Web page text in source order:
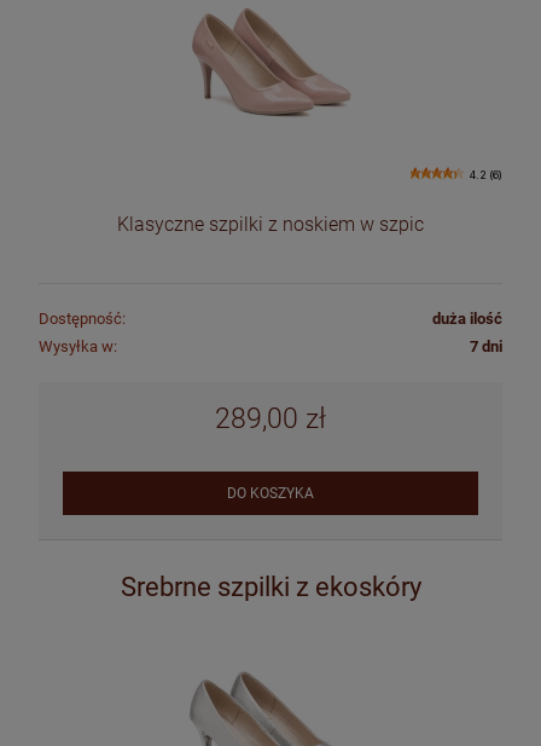
4.2 (6)
Klasyczne szpilki z noskiem w szpic
Dostępność:
duża ilość
Wysyłka w:
7 dni
289,00 zł
DO KOSZYKA
Srebrne szpilki z ekoskóry